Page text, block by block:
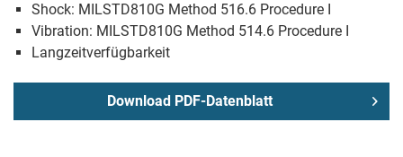
Shock: MILSTD810G Method 516.6 Procedure I
Vibration: MILSTD810G Method 514.6 Procedure I
Langzeitverfügbarkeit
Download PDF-Datenblatt